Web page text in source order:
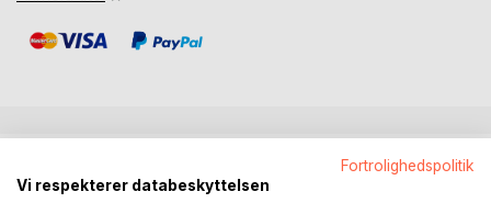
Fortrolighedspolitik
Vi respekterer databeskyttelsen